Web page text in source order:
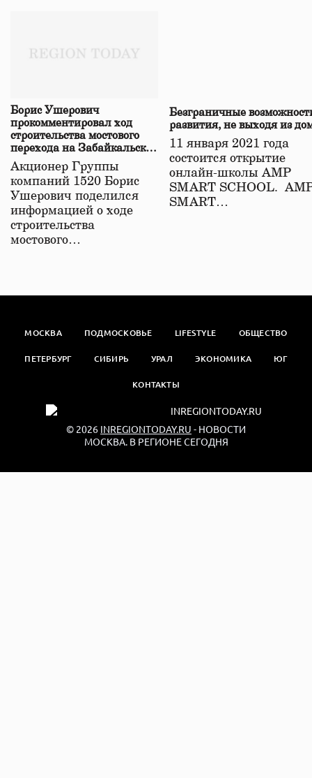
Борис Ушерович
прокомментировал ход
строительства мостового
перехода на Забайкальской
железной дороге
Акционер Группы
компаний 1520 Борис
Ушерович поделился
информацией о ходе
строительства
мостового…
Безграничные
развития, не выходя из
11 января 2021 года
состоится открытие
онлайн-школы АМР
SMART SCHOOL.
SMART…
МОСКВА ПОДМОСКОВЬЕ LIFESTYLE ОБЩЕСТВО
ПЕТЕРБУРГ СИБИРЬ УРАЛ ЭКОНОМИКА ЮГ
КОНТАКТЫ
© 2026 INREGIONTODAY.RU - НОВОСТИ
МОСКВА. В РЕГИОНЕ СЕГОДНЯ